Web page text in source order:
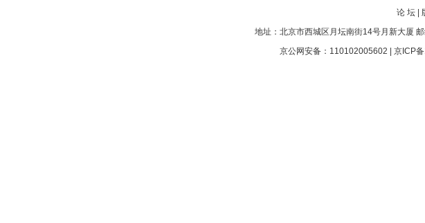
论 坛
地址：北京市西城区月坛南街14号月新大厦
京公网安备：110102005602 | 京ICP